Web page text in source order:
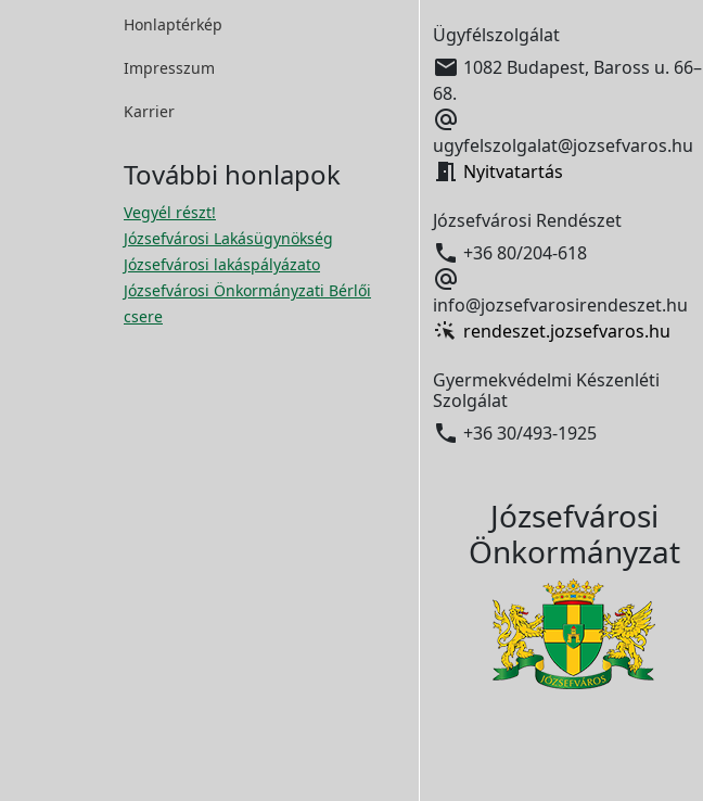
Honlaptérkép
Impresszum
Karrier
További honlapok
Vegyél részt!
Józsefvárosi Lakásügynökség
Józsefvárosi lakáspályázato
Józsefvárosi Önkormányzati Bérlői
csere
Ügyfélszolgálat
 1082 Budapest, Baross u. 66–
68.

ugyfelszolgalat@jozsefvaros.hu
 Nyitvatartás
Józsefvárosi Rendészet
 +36 80/204-618

info@jozsefvarosirendeszet.hu
rendeszet.jozsefvaros.hu
Gyermekvédelmi Készenléti
Szolgálat
 +36 30/493-1925
Józsefvárosi
Önkormányzat